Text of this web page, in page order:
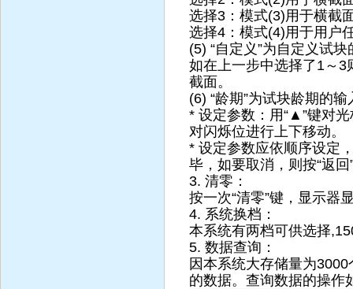
选择3：模式(3)用于横截
选择4：模式(4)用于用户
(5) “自定义”为自定义试
如在上一步中选择了1～
截面。
(6) “龄期”为试块龄期的
* 设定参数：用“▲”键对
对闪烁位进行上下移动。
* 设定参数应依顺序设定
毕，如要取消，则按“返回
3. 清零：
按一次“清零”键，显示器
4. 系统换档：
本系统有两档可供选择
5. 数据查询：
因本系统大存储量为
的数据。查询数据的操作